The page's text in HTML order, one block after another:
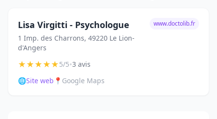
Lisa Virgitti - Psychologue
1 Imp. des Charrons, 49220 Le Lion-
d'Angers
www.doctolib.fr
★★★★★5/5•3 avis
🌐Site web 📍 Google Maps